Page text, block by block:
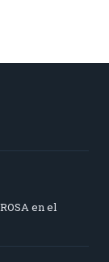
en el